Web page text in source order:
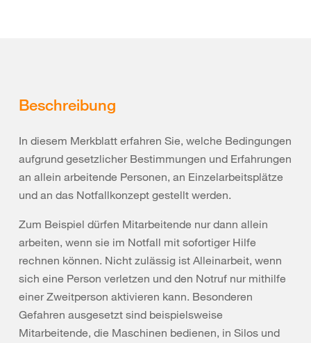
Beschreibung
In diesem Merkblatt erfahren Sie, welche Bedingungen
aufgrund gesetzlicher Bestimmungen und Erfahrungen
an allein arbeitende Personen, an Einzelarbeitsplätze
und an das Notfallkonzept gestellt werden.
Zum Beispiel dürfen Mitarbeitende nur dann allein
arbeiten, wenn sie im Notfall mit sofortiger Hilfe
rechnen können. Nicht zulässig ist Alleinarbeit, wenn
sich eine Person verletzen und den Notruf nur mithilfe
einer Zweitperson aktivieren kann. Besonderen
Gefahren ausgesetzt sind beispielsweise
Mitarbeitende, die Maschinen bedienen, in Silos und